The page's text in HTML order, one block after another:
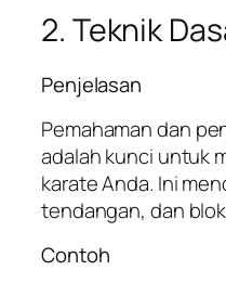
2. Teknik
Penjelasan
Pemahaman dan
adalah kunci untuk
karate Anda. Ini
tendangan, dan
Contoh